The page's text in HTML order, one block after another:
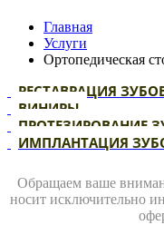
Главная
Услуги
Ортопедическая
РЕСТАВРАЦИЯ
ВИНИРЫ
ПРОТЕЗИРОВАНИЕ
ИМПЛАНТАЦИЯ
Обращаем ваше
носит исключительно